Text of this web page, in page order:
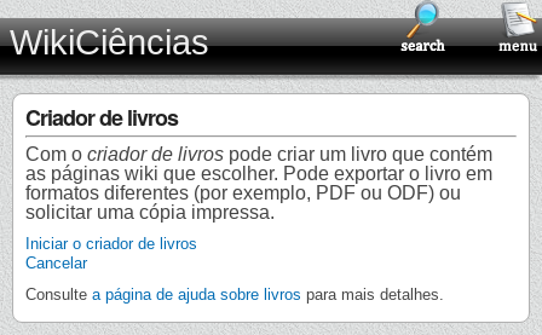
WikiCiências
Criador de livros
Com o criador de livros pode criar um livro que contém
as páginas wiki que escolher. Pode exportar o livro em
formatos diferentes (por exemplo, PDF ou ODF) ou
solicitar uma cópia impressa.
Iniciar o criador de livros
Cancelar
Consulte a página de ajuda sobre livros para mais detalhes.